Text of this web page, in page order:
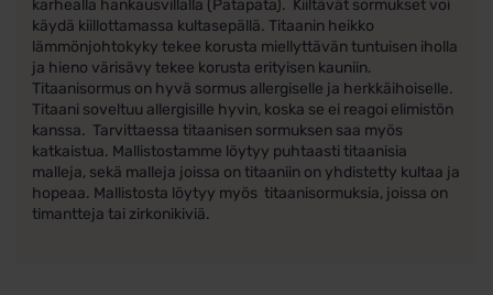
karhealla hankausvillalla (Patapata). Kiiltävät sormukset voi
käydä kiillottamassa kultasepällä. Titaanin heikko
lämmönjohtokyky tekee korusta miellyttävän tuntuisen iholla
ja hieno värisävy tekee korusta erityisen kauniin.
Titaanisormus on hyvä sormus allergiselle ja herkkäihoiselle.
Titaani soveltuu allergisille hyvin, koska se ei reagoi elimistön
kanssa. Tarvittaessa titaanisen sormuksen saa myös
katkaistua. Mallistostamme löytyy puhtaasti titaanisia
malleja, sekä malleja joissa on titaaniin on yhdistetty kultaa ja
hopeaa. Mallistosta löytyy myös titaanisormuksia, joissa on
timantteja tai zirkonikiviä.